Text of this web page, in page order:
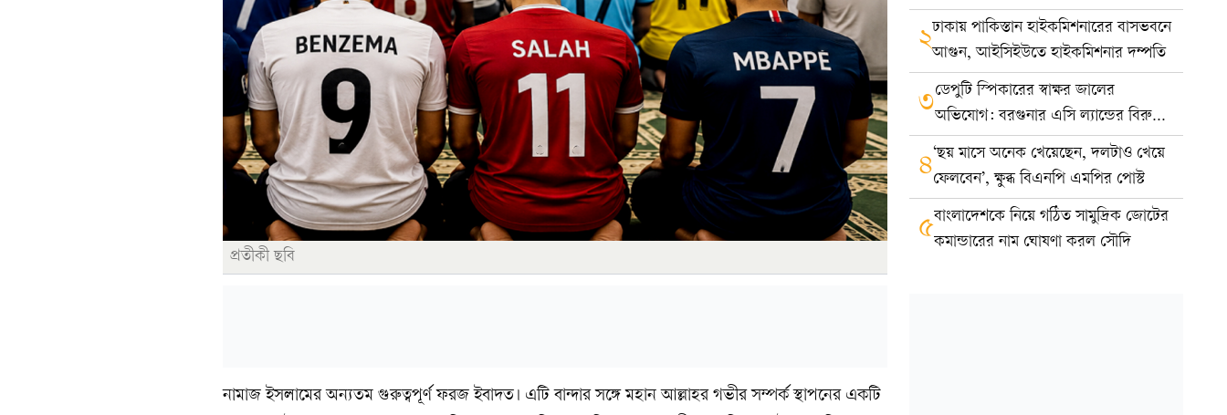
প্রতীকী ছবি
নামাজ ইসলামের অন্যতম গুরুত্বপূর্ণ ফরজ ইবাদত। এটি বান্দার সঙ্গে মহান আল্লাহর গভীর সম্পর্ক স্থাপনের একটি
নোটিশ
২ঢাকায় পাকিস্তান হাইকমিশনারের বাসভবনে
আগুন, আইসিইউতে হাইকমিশনার দম্পতি
৩ডেপুটি স্পিকারের স্বাক্ষর জালের
অভিযোগ: বরগুনার এসি ল্যান্ডের বিরুদ্ধে
মামলা
৪‘ছয় মাসে অনেক খেয়েছেন, দলটাও খেয়ে
ফেলবেন’, ক্ষুব্ধ বিএনপি এমপির পোস্ট
৫বাংলাদেশকে নিয়ে গঠিত সামুদ্রিক জোটের
কমান্ডারের নাম ঘোষণা করল সৌদি